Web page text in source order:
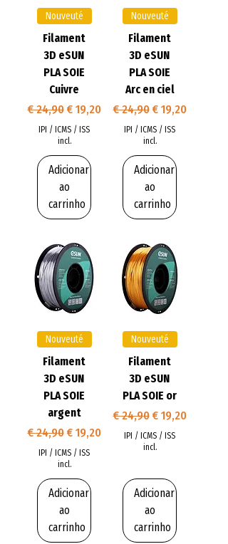
Nouveuté
Filament
3D eSUN
PLA SOIE
Cuivre
Preço normal
€ 24,90 Preço promocional
€ 19,20
IPI / ICMS / ISS
incl.
Adicionar
ao
carrinho
Nouveuté
Filament
3D eSUN
PLA SOIE
Arc en ciel
Preço normal
€ 24,90 Preço
€ 19,20
IPI / ICMS / ISS
incl.
Adicionar
ao
carrinho
Nouveuté
Filament
3D eSUN
PLA SOIE
argent
Preço normal
€ 24,90 Preço promocional
€ 19,20
IPI / ICMS / ISS
incl.
Adicionar
ao
carrinho
Nouveuté
Filament
3D eSUN
PLA SOIE or
Preço normal
€ 24,90 Preço
€ 19,20
IPI / ICMS / ISS
incl.
Adicionar
ao
carrinho